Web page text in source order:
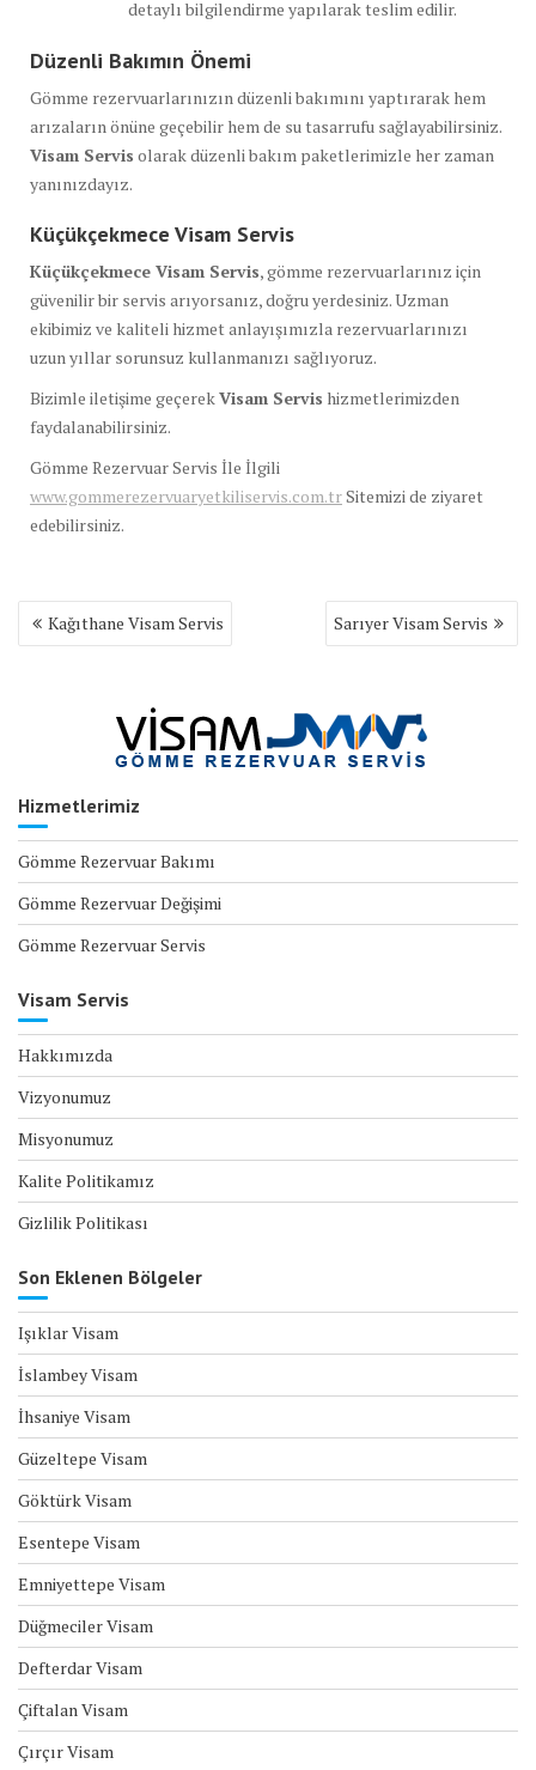
detaylı bilgilendirme yapılarak teslim edilir.
Düzenli Bakımın Önemi
Gömme rezervuarlarınızın düzenli bakımını yaptırarak hem
arızaların önüne geçebilir hem de su tasarrufu sağlayabilirsiniz.
Visam Servis olarak düzenli bakım paketlerimizle her zaman
yanınızdayız.
Küçükçekmece Visam Servis
Küçükçekmece Visam Servis, gömme rezervuarlarınız için
güvenilir bir servis arıyorsanız, doğru yerdesiniz. Uzman
ekibimiz ve kaliteli hizmet anlayışımızla rezervuarlarınızı
uzun yıllar sorunsuz kullanmanızı sağlıyoruz.
Bizimle iletişime geçerekVisam Servis hizmetlerimizden
faydalanabilirsiniz.
Gömme Rezervuar Servis İle İlgili
www.gommerezervuaryetkiliservis.com.trSitemizi de ziyaret
edebilirsiniz.
Yazı
gezinmesi
Kağıthane Visam Servis Sarıyer Visam Servis
Hizmetlerimiz
Gömme Rezervuar Bakımı
Gömme Rezervuar Değişimi
Gömme Rezervuar Servis
Visam Servis
Hakkımızda
Vizyonumuz
Misyonumuz
Kalite Politikamız
Gizlilik Politikası
Son Eklenen Bölgeler
Işıklar Visam
İslambey Visam
İhsaniye Visam
Güzeltepe Visam
Göktürk Visam
Esentepe Visam
Emniyettepe Visam
Düğmeciler Visam
Defterdar Visam
Çiftalan Visam
Çırçır Visam